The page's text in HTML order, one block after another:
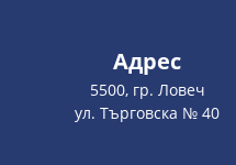
Адрес
5500, гр. Ловеч
ул. Търговска № 40